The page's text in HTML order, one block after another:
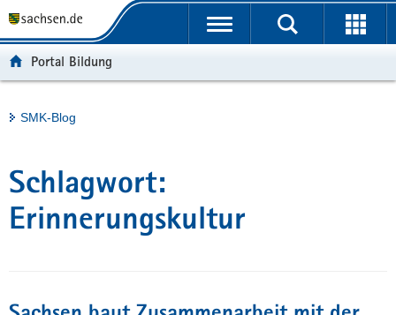
t
e
r
g
r
u
h
a
l
t
e
v
e
Portalübergreifende
Portal Bildung
Hauptinhalt
SMK-Blog
Schlagwort:
Erinnerungskultur